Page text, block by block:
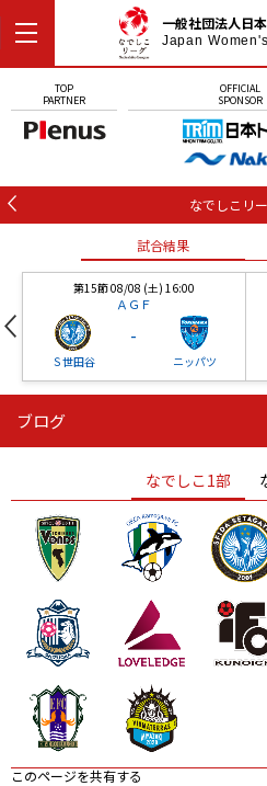
一般社団法人日
Japan
TOP
PARTNER
OFFICIAL
SPONSOR
なでしこリ
試合結果
第15節 08/08 (土) 16:00
ＡＧＦ
Ｓ世田谷
-
ニッパツ
ニッパツ
ニッパツ 名古屋
ブログ
なでしこ1部
このページを共有する